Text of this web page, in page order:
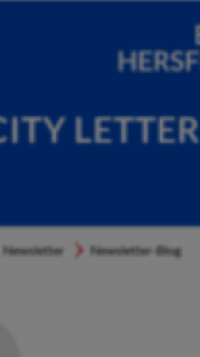
LETTER
Newsletter Newsletter-Blog